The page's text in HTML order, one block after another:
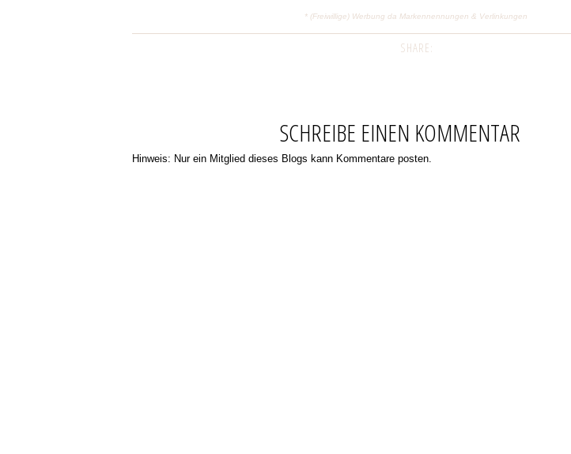
* (Freiwillige) Werbung da Markennennungen & Verlinkungen
SHARE:
SCHREIBE EINEN KOMMENTAR
Hinweis: Nur ein Mitglied dieses Blogs kann Kommentare posten.